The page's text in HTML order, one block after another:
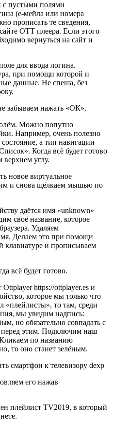
с пустыми полями
(е-мейла или номера
прописать те сведения,
ОТТ плеера. Если этого
вернуться на сайт и
для ввода логина.
при помощи которой и
данные. Не спеша, без
забываем нажать «ОК».
Можно попутно
Например, очень полезно
а тип навигации
Когда всё будет готово
верхнем углу.
новое виртуальное
и снова щёлкаем мышью по
даётся имя «unknown»
своё название, которое
Удаляем
Делаем это при помощи
клавиатуре и прописываем
всё будет готово.
https://ottplayer.es и
которое мы только что
«плейлисты», то там, среди
мы увидим надпись:
но обязательно совпадать с
этим. Подключим наш
по названию
то оно станет зелёным.
смартфон к телевизору dexp
его нажав
плейлист TV2019, в который